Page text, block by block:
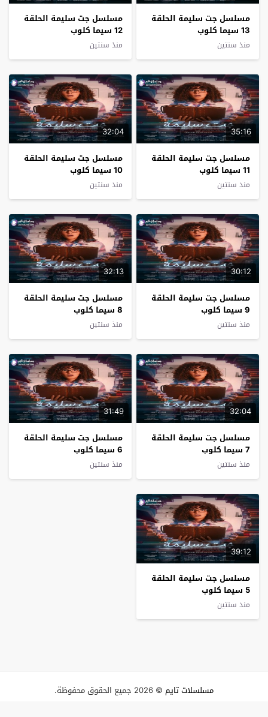
مسلسل جت سليمة الحلقة
13 سيما كلوب
منذ سنتين
مسلسل جت سليمة الحلقة
12 سيما كلوب
منذ سنتين
35:16
مسلسل جت سليمة الحلقة
11 سيما كلوب
منذ سنتين
32:04
مسلسل جت سليمة الحلقة
10 سيما كلوب
منذ سنتين
30:12
مسلسل جت سليمة الحلقة
9 سيما كلوب
منذ سنتين
32:13
مسلسل جت سليمة الحلقة
8 سيما كلوب
منذ سنتين
32:04
مسلسل جت سليمة الحلقة
7 سيما كلوب
منذ سنتين
31:49
مسلسل جت سليمة الحلقة
6 سيما كلوب
منذ سنتين
39:12
مسلسل جت سليمة الحلقة
5 سيما كلوب
منذ سنتين
مسلسلات تايم © 2026 جميع الحقوق محفوظة.